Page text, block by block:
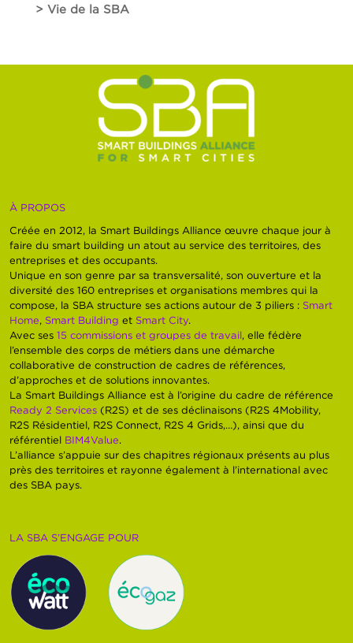
> Vie de la SBA
À PROPOS
Créée en 2012, la Smart Buildings Alliance œuvre chaque jour à
faire du smart building un atout au service des territoires, des
entreprises et des occupants.
Unique en son genre par sa transversalité, son ouverture et la
diversité des 160 entreprises et organisations membres qui la
compose, la SBA structure ses actions autour de 3 piliers : Smart
Home, Smart Building et Smart City.
Avec ses15 commissions et groupes de travail, elle fédère
l’ensemble des corps de métiers dans une démarche
collaborative de construction de cadres de références,
d’approches et de solutions innovantes.
La Smart Buildings Alliance est à l’origine du cadre de référence
Ready 2 Services (R2S) et de ses déclinaisons (R2S 4Mobility,
R2S Résidentiel, R2S Connect, R2S 4 Grids,…), ainsi que du
référentiel BIM4Value.
L’alliance s’appuie sur des chapitres régionaux présents au plus
près des territoires et rayonne également à l’international avec
des SBA pays.
LA SBA S’ENGAGE POUR